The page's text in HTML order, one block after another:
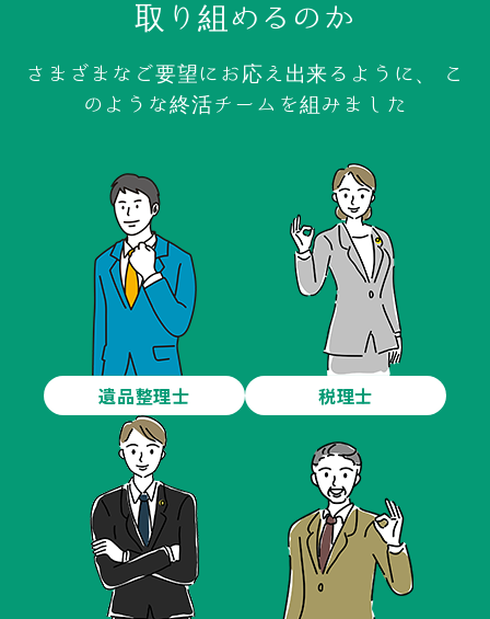
取り組めるのか
さまざまなご要望にお応え出来るように、
こ
のような終活チームを組みました
遺品整理士 税理士